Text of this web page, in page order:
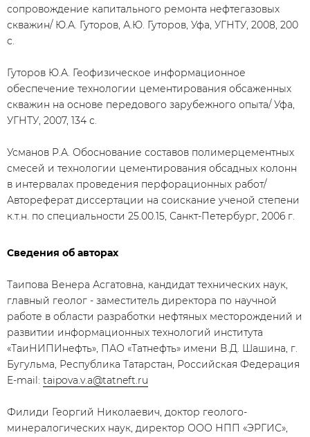
сопровождение капитального ремонта нефтегазовых
скважин/ Ю.А. Гуторов, А.Ю. Гуторов, Уфа, УГНТУ, 2008, 200
с.
Гуторов Ю.А. Геофизическое информационное
обеспечение технологии цементирования обсаженных
скважин на основе передового зарубежного опыта/ Уфа,
УГНТУ, 2007, 134 с.
Усманов Р.А. Обоснование составов полимерцементных
смесей и технологии цементирования обсадных колонн
в интервалах проведения перфорационных работ/
Автореферат диссертации на соискание ученой степени
к.т.н. по специальности 25.00.15, Санкт-Петербург, 2006 г.
Сведения об авторах
Таипова Венера Асгатовна, кандидат технических наук,
главный геолог - заместитель директора по научной
работе в области разработки нефтяных месторождений и
развитии информационных технологий института
«ТаиНИПИнефть», ПАО «Татнефть» имени В.Д. Шашина, г.
Бугульма, Республика Татарстан, Российская Федерация
E-mail: taipova.v.a@tatneft.ru
Филиди Георгий Николаевич, доктор геолого-
минералогических наук, директор ООО НПП «ЭРГИС»,